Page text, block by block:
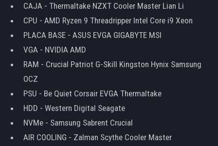
CAJA - Thermaltake NZXT Cooler Master Lian Li
CPU - AMD Ryzen 9 Threadripper Intel Core i9 Xeon
PLACA BASE - ASUS EVGA GIGABYTE MSI
VGA - NVIDIA AMD
RAM - Crucial Patriot G-Skill Kingston Hynix Samsung
OCZ
PSU - Be Quiet Corsair EVGA Thermaltake
HDD - Western Digital Seagate
NVMe - Samsung Sabrent Crucial
AIR COOLING - Zalman Scythe Cooler Master